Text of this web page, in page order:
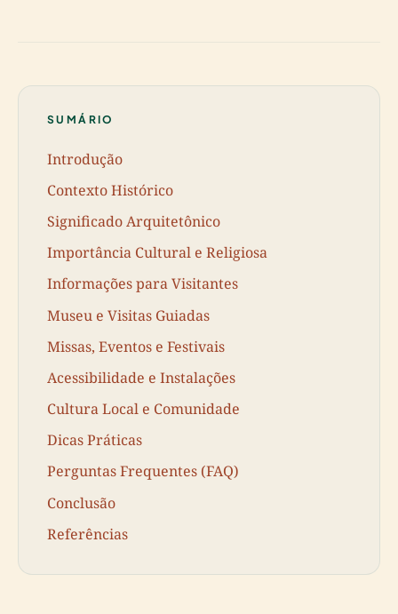
SUMÁRIO
Introdução
Contexto Histórico
Significado Arquitetônico
Importância Cultural e Religiosa
Informações para Visitantes
Museu e Visitas Guiadas
Missas, Eventos e Festivais
Acessibilidade e Instalações
Cultura Local e Comunidade
Dicas Práticas
Perguntas Frequentes (FAQ)
Conclusão
Referências